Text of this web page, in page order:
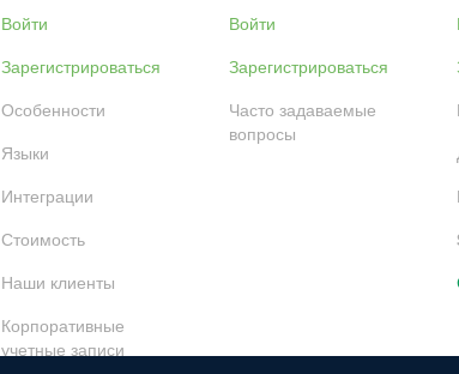
Войти
Зарегистрироваться
Особенности
Языки
Интеграции
Стоимость
Наши клиенты
Корпоративные
учетные записи
Войти
Зарегистрироваться
Часто задаваемые
вопросы